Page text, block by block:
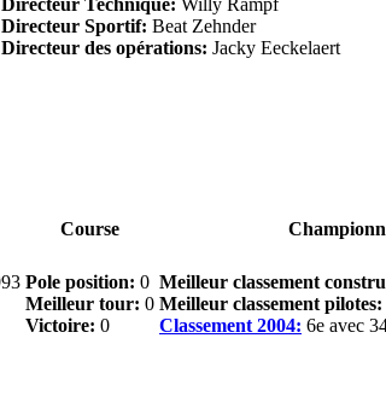
Directeur Sportif: Beat Zehnder
Directeur des opérations: Jacky Eeckelaert
Course
Pole position: 0
Meilleur tour: 0
Victoire: 0
Meilleur classement
Meilleur classement pilotes:
Classement 2004: 6e avec